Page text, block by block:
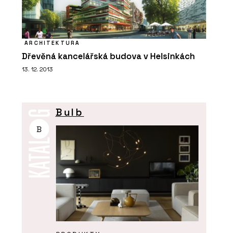
ARCHITEKTURA
Dřevěná kancelářská budova v Helsinkách
13. 12. 2013
B
Bulb